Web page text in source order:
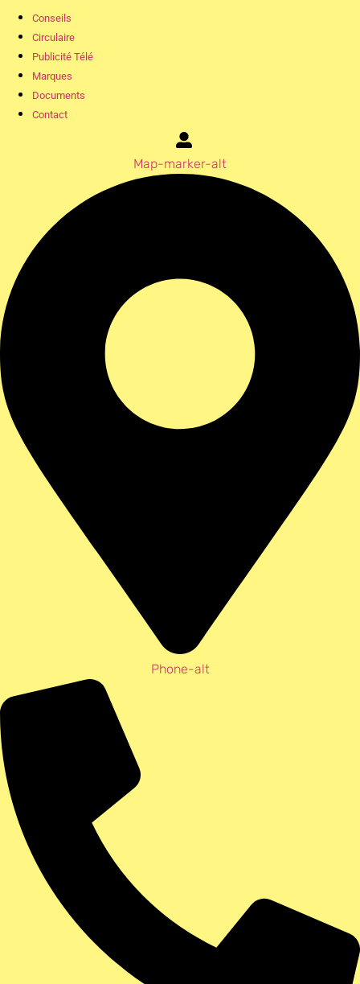
Conseils
Circulaire
Publicité Télé
Marques
Documents
Contact
Map-marker-alt
Phone-alt